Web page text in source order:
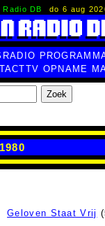
Radio DB do 6 aug
RADIO
TV OPNAME
Zoek
Geloven Staat Vrij